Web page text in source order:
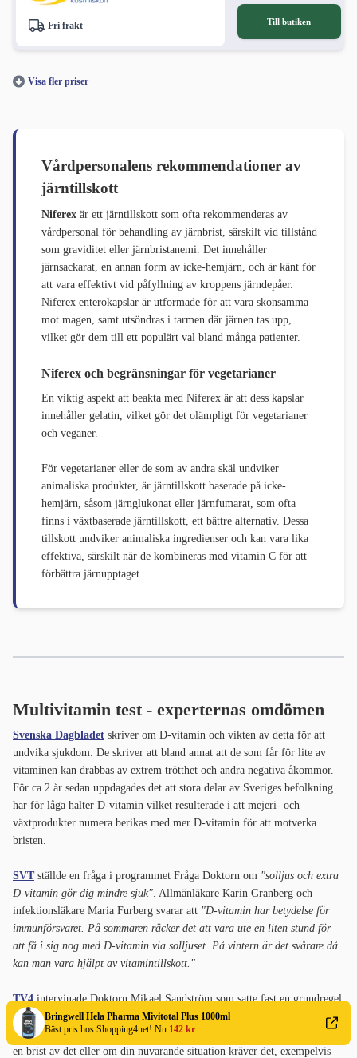
Bringwell Hela Pharma Mivitotal Plus 1000ml
Bäst pris hos Shopping4net! Nu 142 kr
Fri frakt Till butiken
Visa fler priser
Vårdpersonalens rekommendationer av
järntillskott
Niferex är ett järntillskott som ofta rekommenderas av
vårdpersonal för behandling av järnbrist, särskilt vid tillstånd
som graviditet eller järnbristanemi. Det innehåller
järnsackarat, en annan form av icke-hemjärn, och är känt för
att vara effektivt vid påfyllning av kroppens järndepåer.
Niferex enterokapslar är utformade för att vara skonsamma
mot magen, samt utsöndras i tarmen där järnen tas upp,
vilket gör dem till ett populärt val bland många patienter.
Niferex och begränsningar för vegetarianer
En viktig aspekt att beakta med Niferex är att dess kapslar
innehåller gelatin, vilket gör det olämpligt för vegetarianer
och veganer.
För vegetarianer eller de som av andra skäl undviker
animaliska produkter, är järntillskott baserade på icke-
hemjärn, såsom järnglukonat eller järnfumarat, som ofta
finns i växtbaserade järntillskott, ett bättre alternativ. Dessa
tillskott undviker animaliska ingredienser och kan vara lika
effektiva, särskilt när de kombineras med vitamin C för att
förbättra järnupptaget.
Multivitamin test - experternas omdömen
Svenska Dagbladet skriver om D-vitamin och vikten av detta för att
undvika sjukdom. De skriver att bland annat att de som får för lite av
vitaminen kan drabbas av extrem trötthet och andra negativa åkommor.
För ca 2 år sedan uppdagades det att stora delar av Sveriges befolkning
har för låga halter D-vitamin vilket resulterade i att mejeri- och
växtprodukter numera berikas med mer D-vitamin för att motverka
bristen.
SVTställde en fråga i programmet Fråga Doktorn om "solljus och extra
D-vitamin gör dig mindre sjuk". Allmänläkare Karin Granberg och
infektionsläkare Maria Furberg svarar att "D-vitamin har betydelse för
immunförsvaret. På sommaren räcker det att vara ute en liten stund för
att få i sig nog med D-vitamin via solljuset. På vintern är det svårare då
kan man vara hjälpt av vitamintillskott."
TV4intervjuade Doktorn Mikael Sandström som satte fast en grundregel
om när du bör ta tillskott av vitaminer och mineraler. I många fall anser
han att behovet är överdrivet och att du främst ska ta tillskott ifall du har
en brist av det eller om din nuvarande situation kräver det, exempelvis